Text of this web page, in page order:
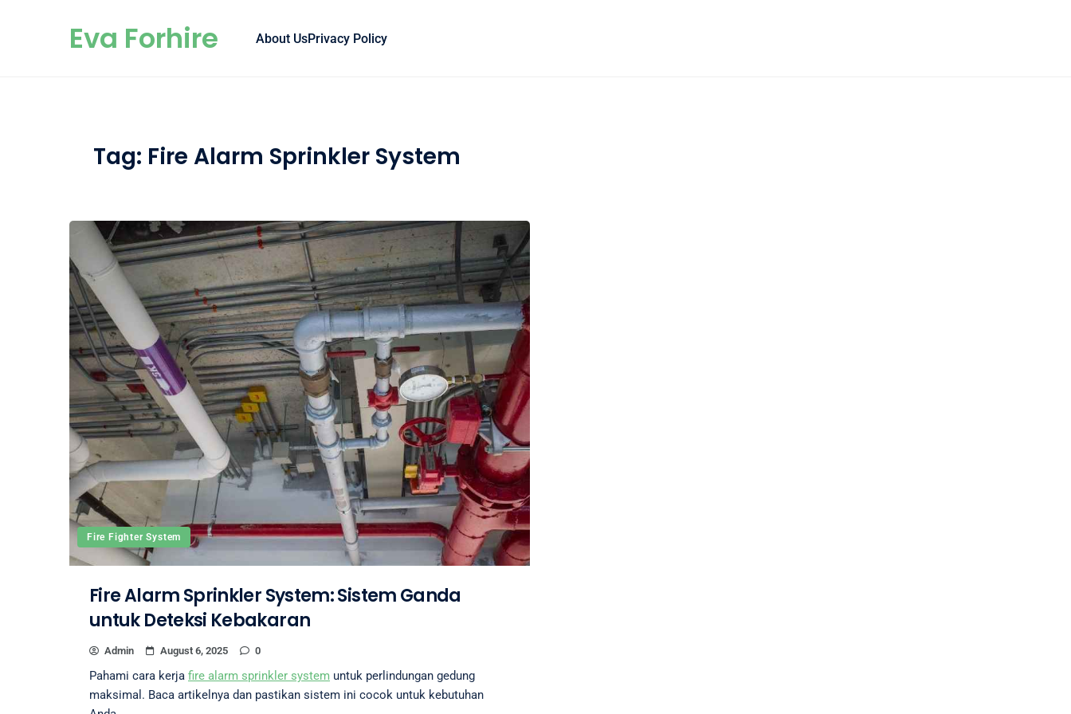
Eva Forhire About UsPrivacy Policy
Tag: Fire Alarm Sprinkler System
Fire Fighter System
Fire Alarm Sprinkler System: Sistem Ganda
untuk Deteksi Kebakaran
Admin August 6, 2025 0
Pahami cara kerja fire alarm sprinkler system untuk perlindungan gedung
maksimal. Baca artikelnya dan pastikan sistem ini cocok untuk kebutuhan